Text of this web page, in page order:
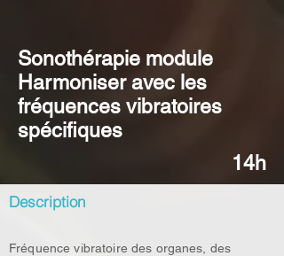
Sonothérapie module
Harmoniser avec les
fréquences vibratoires
spécifiques
14h
Description
Fréquence vibratoire des organes, des